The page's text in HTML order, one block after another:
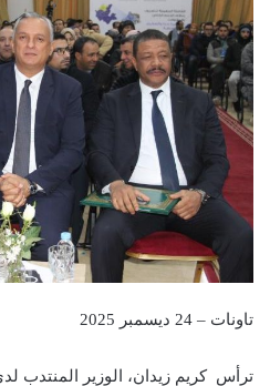
تاونات – 24 ديسمبر 2025
ترأس كريم زيدان، الوزير المنتدب